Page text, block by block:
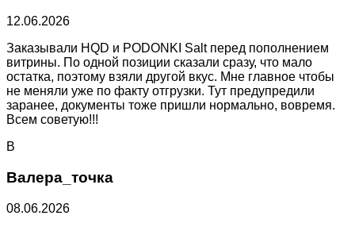
12.06.2026
Заказывали HQD и PODONKI Salt перед пополнением
витрины. По одной позиции сказали сразу, что мало
остатка, поэтому взяли другой вкус. Мне главное чтобы
не меняли уже по факту отгрузки. Тут предупредили
заранее, документы тоже пришли нормально, вовремя.
Всем советую!!!
В
Валера_точка
08.06.2026